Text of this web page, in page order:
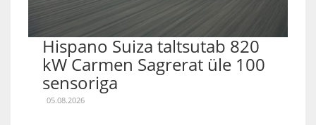
Hispano Suiza taltsutab 820
kW Carmen Sagrerat üle 100
sensoriga
05.08.2026